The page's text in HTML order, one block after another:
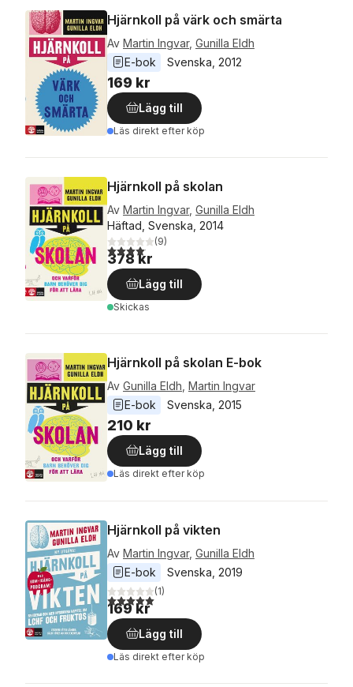
Hjärnkoll på värk och smärta
Av Martin Ingvar, Gunilla Eldh
E-bok
Svenska 2012
169 kr
Lägg till
Läs direkt efter köp
Hjärnkoll på skolan
Av Martin Ingvar, Gunilla Eldh
Häftad, Svenska, 2014
4,1utav 5 stjärnor. Totalt antal röster:
(9)
378 kr
Lägg till
Skickas
Hjärnkoll på skolan E-bok
Av Gunilla Eldh Martin Ingvar
E-bok
Svenska 2015
210 kr
Lägg till
Läs direkt efter köp
Hjärnkoll på vikten
Av Martin Ingvar, Gunilla Eldh
E-bok
Svenska 2019
5,0utav 5 stjärnor. Totalt antal röster:
(1)
169 kr
Lägg till
Läs direkt efter köp